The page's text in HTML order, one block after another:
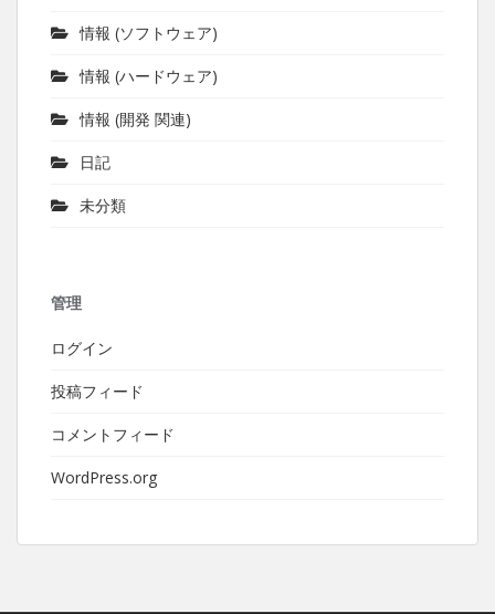
情報 (ソフトウェア)
情報 (ハードウェア)
情報 (開発 関連)
日記
未分類
管理
ログイン
投稿フィード
コメントフィード
WordPress.org